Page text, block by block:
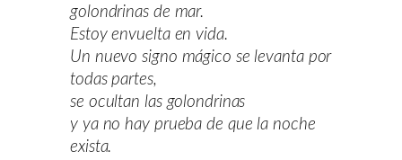
golondrinas de mar.
Estoy envuelta en vida.
Un nuevo signo mágico se levanta por
todas partes,
se ocultan las golondrinas
y ya no hay prueba de que la noche
exista.